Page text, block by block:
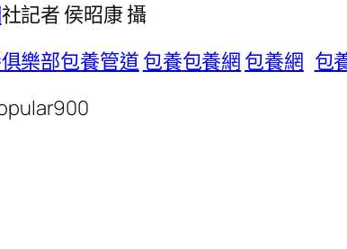
社記者 侯昭康 攝
樂部包養管道包養包養網 包養網 包